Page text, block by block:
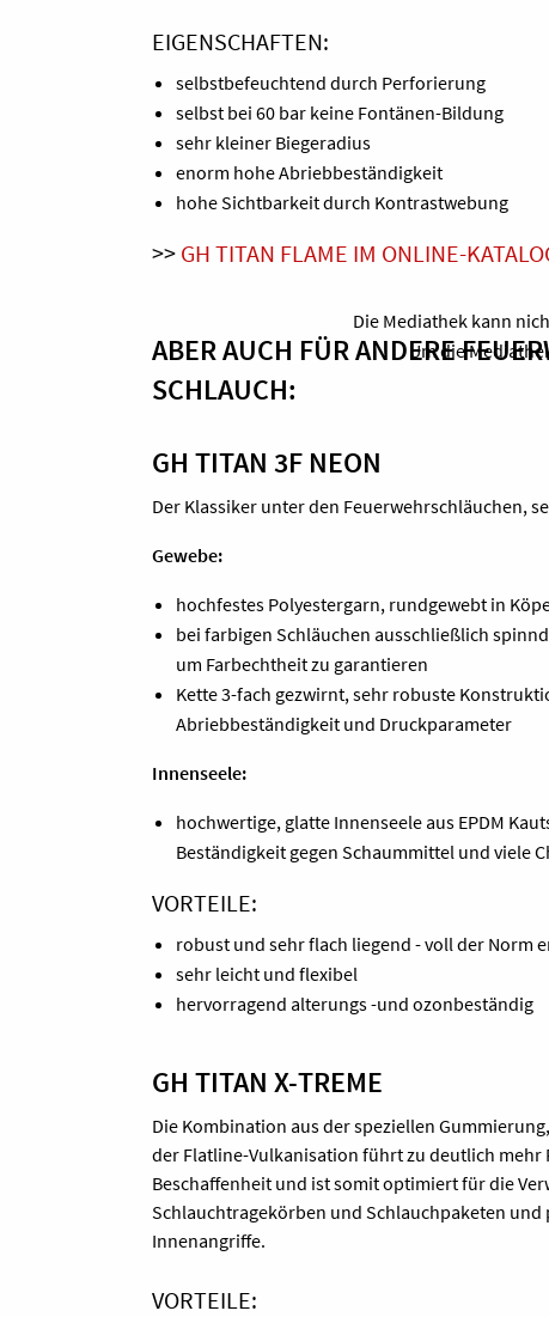
EIGENSCHAFTEN:
selbstbefeuchtend durch Perforierung
selbst bei 60 bar keine Fontänen-Bildung
sehr kleiner Biegeradius
enorm hohe Abriebbeständigkeit
hohe Sichtbarkeit durch Kontrastwebung
>> GH TITAN FLAME IM ONLINE-
Die Mediathek kann
Um die
ABER AUCH FÜR ANDERE
SCHLAUCH:
GH TITAN 3F NEON
Der Klassiker unter den Feuerwehrschläuchen,
Gewebe:
hochfestes Polyestergarn, rundgewebt in
bei farbigen Schläuchen ausschließlich
um Farbechtheit zu garantieren
Kette 3-fach gezwirnt, sehr robuste
Abriebbeständigkeit und Druckparameter
Innenseele:
hochwertige, glatte Innenseele aus EPDM
Beständigkeit gegen Schaummittel und viele
VORTEILE:
robust und sehr flach liegend - voll der Norm
sehr leicht und flexibel
hervorragend alterungs -und ozonbeständig
GH TITAN X-TREME
Die Kombination aus der speziellen
der Flatline-Vulkanisation führt zu deutlich mehr
Beschaffenheit und ist somit optimiert für die
Schlauchtragekörben und Schlauchpaketen
Innenangriffe.
VORTEILE: